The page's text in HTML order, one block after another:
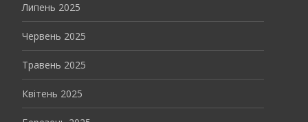
Липень 2025
Червень 2025
Травень 2025
Квітень 2025